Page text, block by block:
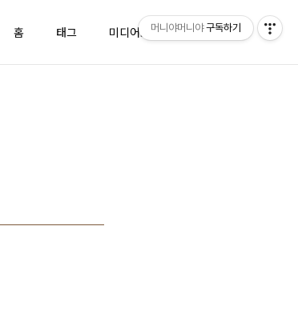
홈 태그 미디어로그 방명록
머니야머니야 구독하기